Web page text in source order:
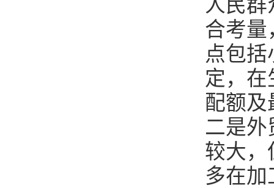
人民
合考量
点包
定，在
配额及
二是外
较大，
多在